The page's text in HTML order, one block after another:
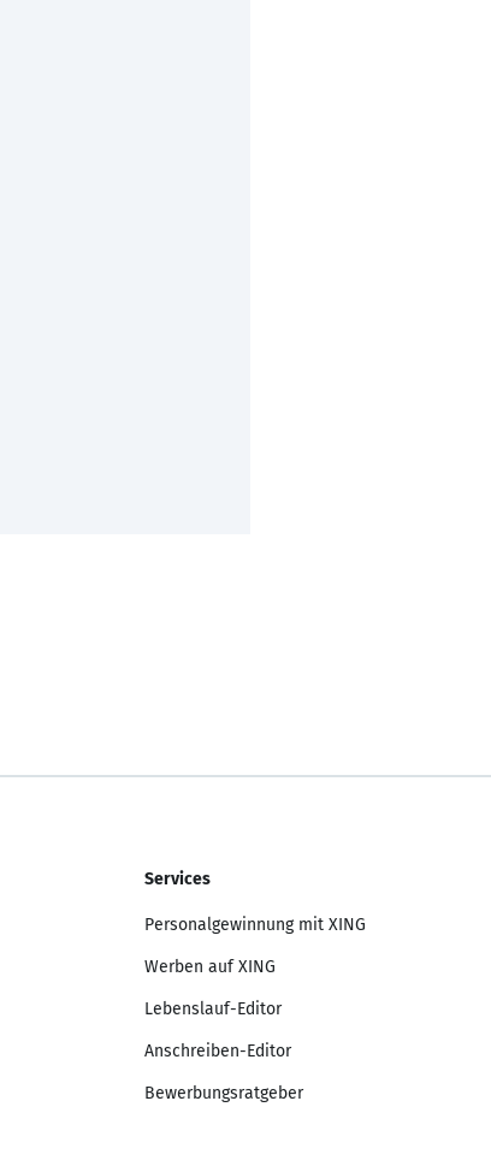
Services
Personalgewinnung mit XING
Werben auf XING
Lebenslauf-Editor
Anschreiben-Editor
Bewerbungsratgeber